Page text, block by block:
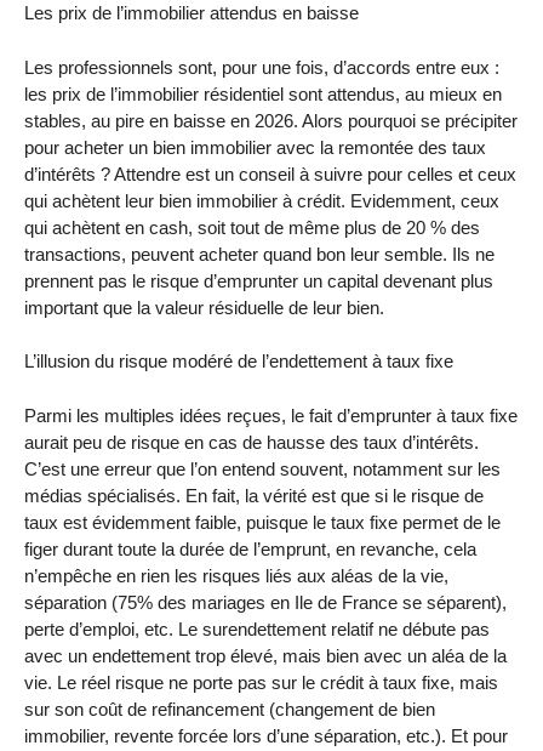
Les prix de l’immobilier attendus en baisse
Les professionnels sont, pour une fois, d’accords entre eux :
les prix de l’immobilier résidentiel sont attendus, au mieux en
stables, au pire en baisse en 2026. Alors pourquoi se précipiter
pour acheter un bien immobilier avec la remontée des taux
d’intérêts ? Attendre est un conseil à suivre pour celles et ceux
qui achètent leur bien immobilier à crédit. Evidemment, ceux
qui achètent en cash, soit tout de même plus de 20 % des
transactions, peuvent acheter quand bon leur semble. Ils ne
prennent pas le risque d’emprunter un capital devenant plus
important que la valeur résiduelle de leur bien.
L’illusion du risque modéré de l’endettement à taux fixe
Parmi les multiples idées reçues, le fait d’emprunter à taux fixe
aurait peu de risque en cas de hausse des taux d’intérêts.
C’est une erreur que l’on entend souvent, notamment sur les
médias spécialisés. En fait, la vérité est que si le risque de
taux est évidemment faible, puisque le taux fixe permet de le
figer durant toute la durée de l’emprunt, en revanche, cela
n’empêche en rien les risques liés aux aléas de la vie,
séparation (75% des mariages en Ile de France se séparent),
perte d’emploi, etc. Le surendettement relatif ne débute pas
avec un endettement trop élevé, mais bien avec un aléa de la
vie. Le réel risque ne porte pas sur le crédit à taux fixe, mais
sur son coût de refinancement (changement de bien
immobilier, revente forcée lors d’une séparation, etc.). Et pour